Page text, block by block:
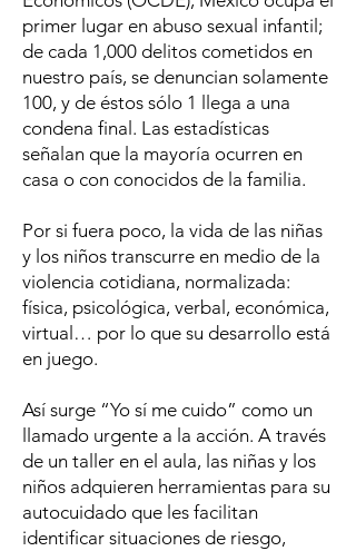
primer lugar en abuso sexual infantil;
de cada 1,000 delitos cometidos en
nuestro país, se denuncian solamente
100, y de éstos sólo 1 llega a una
condena final. Las estadísticas
señalan que la mayoría ocurren en
casa o con conocidos de la familia.
Por si fuera poco, la vida de las niñas
y los niños transcurre en medio de la
violencia cotidiana, normalizada:
física, psicológica, verbal, económica,
virtual… por lo que su desarrollo está
en juego.
Así surge “Yo sí me cuido” como un
llamado urgente a la acción. A través
de un taller en el aula, las niñas y los
niños adquieren herramientas para su
autocuidado que les facilitan
identificar situaciones de riesgo,